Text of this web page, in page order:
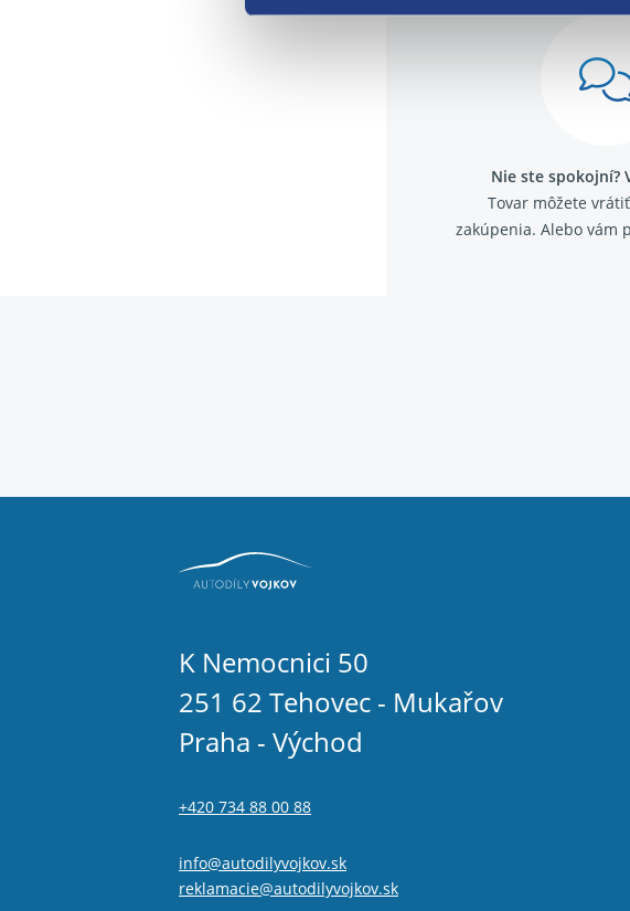
Nie ste spokojní?
Tovar môžete
zakúpenia. Alebo vám
K Nemocnici 50
251 62 Tehovec - Mukařov
Praha - Východ
+420 734 88 00 88
info@autodilyvojkov.sk
reklamacie@autodilyvojkov.sk